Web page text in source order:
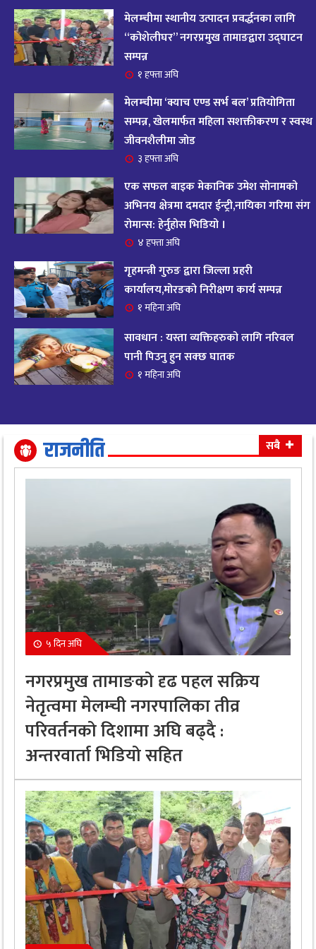
१४ आज २०८२ साल भदौ १६ गते सोमबारको राशिफल
११ महिना अघि
१५
आजको राशिफल : २०८२ भदौ १२ गते बिहीवार, २८
अगस्ट २०२५
११ महिना अघि
१६ आजको राशिफल – २०८२ साल भाद्र १० गते, मंगलबार
१७ आजको राशिफल – २०८२ साल भाद्र १० गते, मंगलबार
११ महिना अघि
१८
आजको राशिफल : आइतवार, ८ भदौ २०८२ (२४ अगस्ट
२०२५)
११ महिना अघि
१९ आजको राशिफल २०८२ भदाै ४ गते, बुधवार
११ महिना अघि
धैर्यले सफलता मिल्नेछ
११ महिना अघि
मेलम्चीमा स्थानीय उत्पादन प्रवर्द्धनका लागि
“कोशेलीघर” नगरप्रमुख तामाङद्वारा उद्घाटन
सम्पन्न
१ हफ्ता अघि
मेलम्चीमा ‘क्याच एण्ड सर्भ बल’ प्रतियोगिता
सम्पन्न, खेलमार्फत महिला सशक्तीकरण र स्वस्थ
जीवनशैलीमा जोड
३ हफ्ता अघि
एक सफल बाइक मेकानिक उमेश सोनामको
अभिनय क्षेत्रमा दमदार ईन्ट्री,नायिका गरिमा संग
रोमान्स: हेर्नुहोस भिडियो ।
४ हफ्ता अघि
गृहमन्त्री गुरुङ द्वारा जिल्ला प्रहरी
कार्यालय,मोरङको निरीक्षण कार्य सम्पन्न
१ महिना अघि
सावधान : यस्ता व्यक्तिहरुको लागि नरिवल
पानी पिउनु हुन सक्छ घातक
१ महिना अघि
राजनीति सबै
५ दिन अघि
नगरप्रमुख तामाङको दृढ पहल सक्रिय
नेतृत्वमा मेलम्ची नगरपालिका तीव्र
परिवर्तनको दिशामा अघि बढ्दै :
अन्तरवार्ता भिडियो सहित